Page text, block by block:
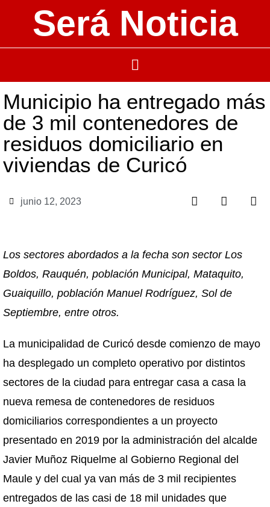
Será Noticia
Municipio ha entregado más
de 3 mil contenedores de
residuos domiciliario en
viviendas de Curicó
junio 12, 2023
Los sectores abordados a la fecha son sector Los
Boldos, Rauquén, población Municipal, Mataquito,
Guaiquillo, población Manuel Rodríguez, Sol de
Septiembre, entre otros.
La municipalidad de Curicó desde comienzo de mayo
ha desplegado un completo operativo por distintos
sectores de la ciudad para entregar casa a casa la
nueva remesa de contenedores de residuos
domiciliarios correspondientes a un proyecto
presentado en 2019 por la administración del alcalde
Javier Muñoz Riquelme al Gobierno Regional del
Maule y del cual ya van más de 3 mil recipientes
entregados de las casi de 18 mil unidades que